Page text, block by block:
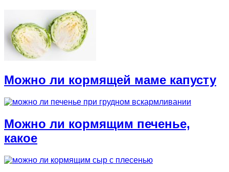
Можно ли кормящей маме капусту
Можно ли кормящим печенье,
какое